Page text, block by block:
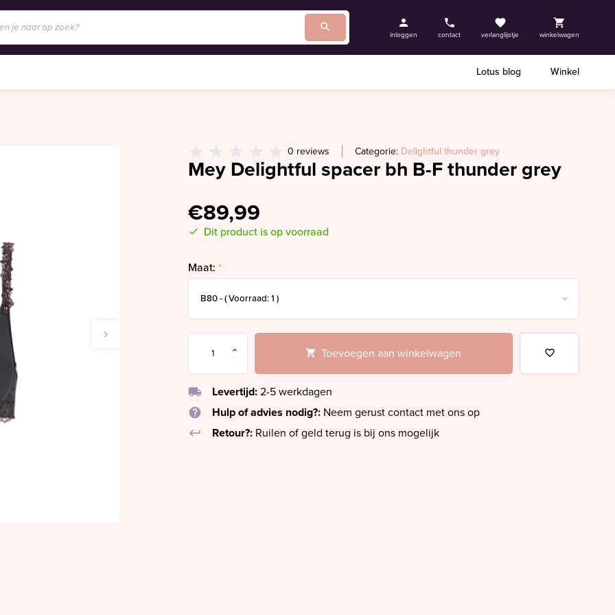
inloggen contact verlanglijstje winkelwagen
Lotus blog Winkel
0 reviews Categorie: Delightful thunder grey
Mey Delightful spacer bh B-F thunder grey
€89,99
Dit product is op voorraad
Maat: *
Toevoegen aan winkelwagen
local_shipping Levertijd: 2-5 werkdagen
help
Hulp of advies nodig?: Neem gerust contact met ons op
keyboard_return
Retour?: Ruilen of geld terug is bij ons mogelijk